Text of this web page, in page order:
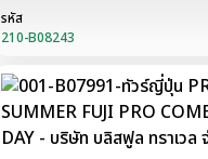
รหัส
210-B08243